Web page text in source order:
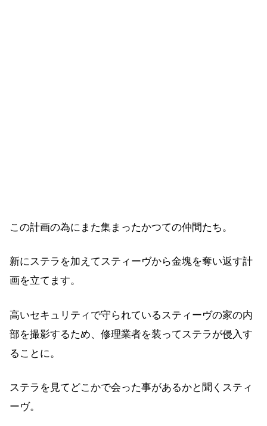
この計画の為にまた集まったかつての仲間たち。
新にステラを加えてスティーヴから金塊を奪い返す計
画を立てます。
高いセキュリティで守られているスティーヴの家の内
部を撮影するため、修理業者を装ってステラが侵入す
ることに。
ステラを見てどこかで会った事があるかと聞くスティ
ーヴ。